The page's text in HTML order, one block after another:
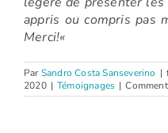
appris ou compris pas
Merci!«
Par Sandro Costa Sanseverino |
2020 | Témoignages |